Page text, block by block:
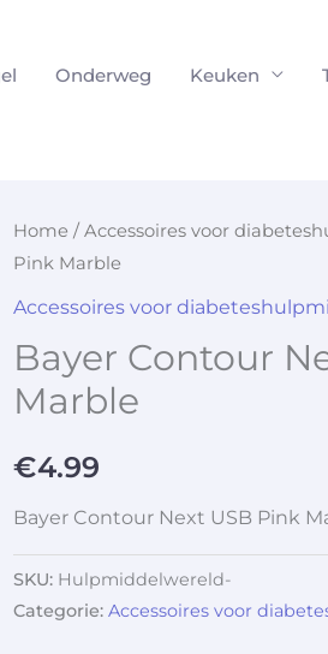
Onderweg Keuken
Home / Accessoires voor
Pink Marble
Accessoires voor
Bayer Contour
Marble
€4.99
Bayer Contour Next USB Pink
SKU: Hulpmiddelwereld-
Categorie: Accessoires voor